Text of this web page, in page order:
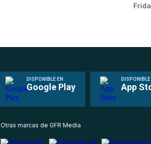
DISPONIBLE EN
Google Play
DISPONIBLE
App
Otras marcas de GFR Media